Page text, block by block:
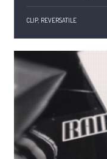
CLIP, REVERSATILE